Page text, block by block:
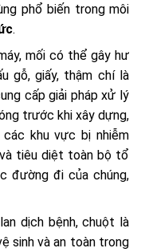
phổ biến trong môi
.
mối có thể gây hư
gỗ, giấy, thậm chí là
cấp giải pháp xử lý
trước khi xây dựng,
khu vực bị nhiễm
tiêu diệt toàn bộ tổ
đường đi của chúng,
dịch bệnh, chuột là
sinh và an toàn trong